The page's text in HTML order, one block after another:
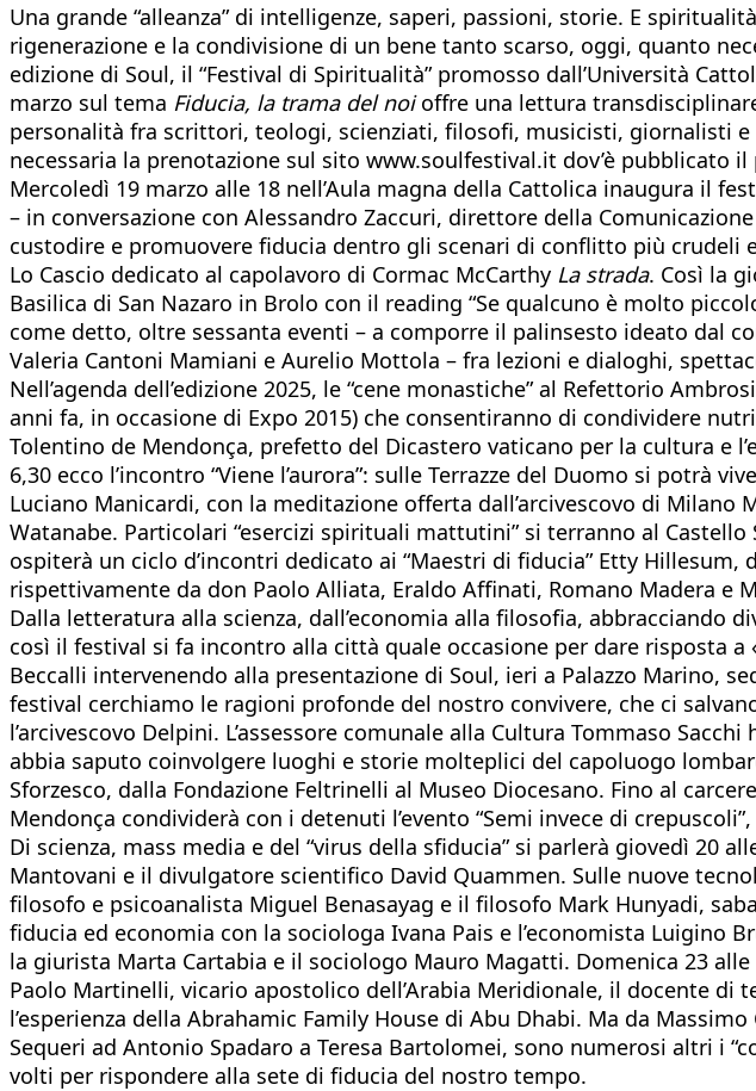
Una grande “alleanza” di intelligenze, saperi, passioni, storie. E
rigenerazione e la condivisione di un bene tanto scarso, oggi, quanto
edizione di Soul, il “Festival di Spiritualità” promosso dall’Università
marzo sul tema Fiducia, la trama del noioffre una lettura
personalità fra scrittori, teologi, scienziati, filosofi, musicisti, giornalisti
necessaria la prenotazione sul sito www.soulfestival.it dov’è pubblicato
Mercoledì 19 marzo alle 18 nell’Aula magna della Cattolica inaugura il
– in conversazione con Alessandro Zaccuri, direttore della
custodire e promuovere fiducia dentro gli scenari di conflitto più crudeli
Lo Cascio dedicato al capolavoro di Cormac McCarthy La strada. Così la
Basilica di San Nazaro in Brolo con il reading “Se qualcuno è molto
come detto, oltre sessanta eventi – a comporre il palinsesto ideato dal
Valeria Cantoni Mamiani e Aurelio Mottola – fra lezioni e dialoghi,
Nell’agenda dell’edizione 2025, le “cene monastiche” al Refettorio
anni fa, in occasione di Expo 2015) che consentiranno di condividere
Tolentino de Mendonça, prefetto del Dicastero vaticano per la cultura e
6,30 ecco l’incontro “Viene l’aurora”: sulle Terrazze del Duomo si potrà
Luciano Manicardi, con la meditazione offerta dall’arcivescovo di
Watanabe. Particolari “esercizi spirituali mattutini” si terranno al
ospiterà un ciclo d’incontri dedicato ai “Maestri di fiducia” Etty
rispettivamente da don Paolo Alliata, Eraldo Affinati, Romano Madera e
Dalla letteratura alla scienza, dall’economia alla filosofia,
così il festival si fa incontro alla città quale occasione per dare risposta
Beccalli intervenendo alla presentazione di Soul, ieri a Palazzo Marino,
festival cerchiamo le ragioni profonde del nostro convivere, che ci
l’arcivescovo Delpini. L’assessore comunale alla Cultura Tommaso
abbia saputo coinvolgere luoghi e storie molteplici del capoluogo
Sforzesco, dalla Fondazione Feltrinelli al Museo Diocesano. Fino al
Mendonça condividerà con i detenuti l’evento “Semi invece di
Di scienza, mass media e del “virus della sfiducia” si parlerà giovedì 20
Mantovani e il divulgatore scientifico David Quammen. Sulle nuove
filosofo e psicoanalista Miguel Benasayag e il filosofo Mark Hunyadi,
fiducia ed economia con la sociologa Ivana Pais e l’economista Luigino
la giurista Marta Cartabia e il sociologo Mauro Magatti. Domenica 23
Paolo Martinelli, vicario apostolico dell’Arabia Meridionale, il docente
l’esperienza della Abrahamic Family House di Abu Dhabi. Ma da
Sequeri ad Antonio Spadaro a Teresa Bartolomei, sono numerosi altri i
volti per rispondere alla sete di fiducia del nostro tempo.